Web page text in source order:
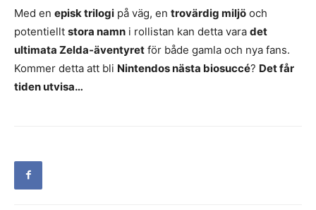
Med en episk trilogi på väg, en trovärdig miljö och
potentiellt stora namn i rollistan kan detta vara det
ultimata Zelda-äventyret för både gamla och nya fans.
Kommer detta att bli Nintendos nästa biosuccé? Det får
tiden utvisa…